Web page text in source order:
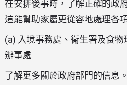
在安排後事時，了解正確的政
這能幫助家屬更從容地處理各
(a) 入境事務處、衞生署及食
辦事處
了解更多關於政府部門的信息。